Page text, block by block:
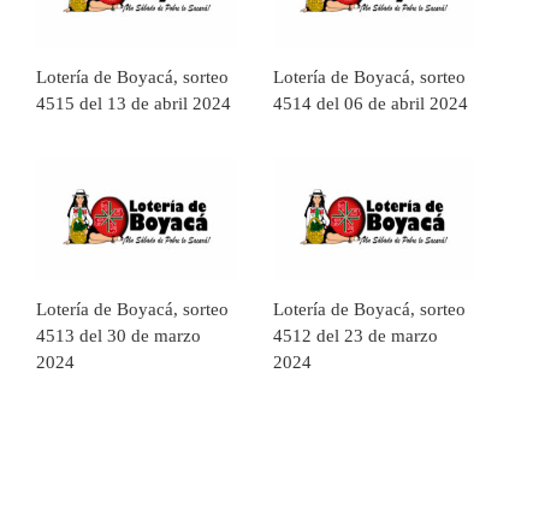
Lotería de Boyacá, sorteo
4515 del 13 de abril 2024
Lotería de Boyacá, sorteo
4514 del 06 de abril 2024
Lotería de Boyacá, sorteo
4513 del 30 de marzo
2024
Lotería de Boyacá, sorteo
4512 del 23 de marzo
2024